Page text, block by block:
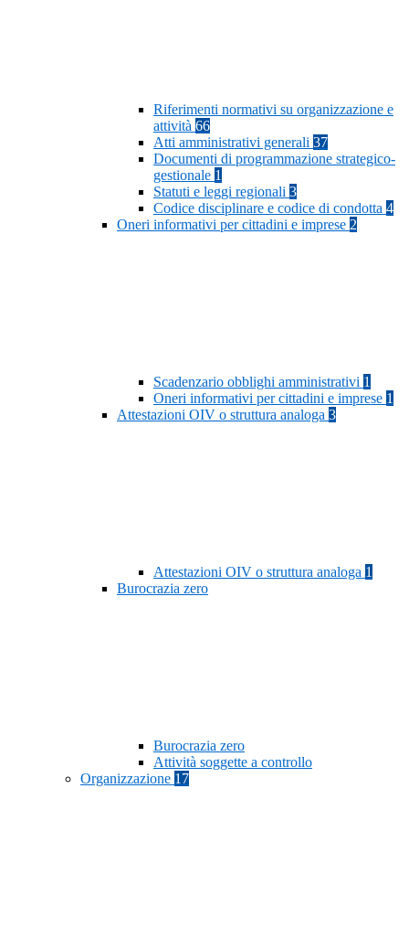
Riferimenti normativi su organizzazione e
attività 66
Atti amministrativi generali 37
Documenti di programmazione strategico-
gestionale 1
Statuti e leggi regionali 3
Codice disciplinare e codice di condotta 4
Oneri informativi per cittadini e imprese 2
Scadenzario obblighi amministrativi 1
Oneri informativi per cittadini e imprese 1
Attestazioni OIV o struttura analoga 3
Attestazioni OIV o struttura analoga 1
Burocrazia zero
Burocrazia zero
Attività soggette a controllo
Organizzazione 17